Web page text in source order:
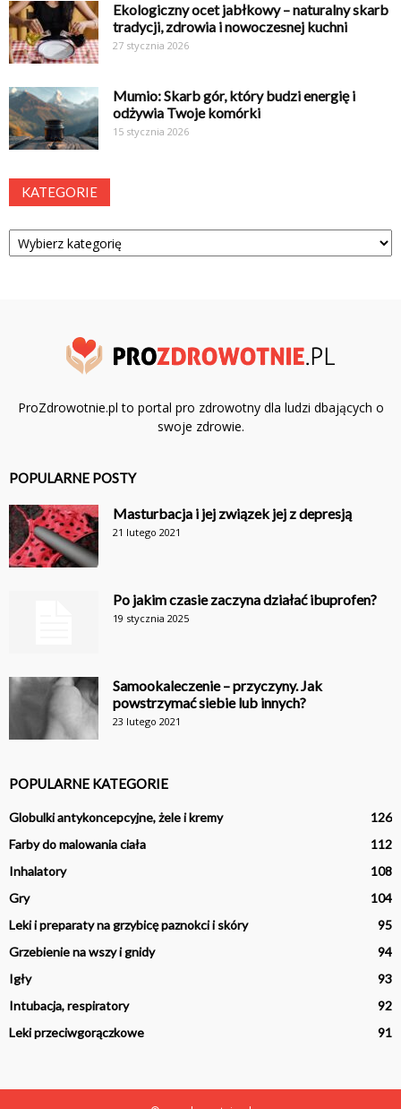
Ekologiczny ocet jabłkowy – naturalny skarb
tradycji, zdrowia i nowoczesnej kuchni
27 stycznia 2026
Mumio: Skarb gór, który budzi energię i
odżywia Twoje komórki
15 stycznia 2026
KATEGORIE
Kategorie
ProZdrowotnie.pl to portal pro zdrowotny dla ludzi dbających o
swoje zdrowie.
POPULARNE POSTY
Masturbacja i jej związek jej z depresją
21 lutego 2021
Po jakim czasie zaczyna działać ibuprofen?
19 stycznia 2025
Samookaleczenie – przyczyny. Jak
powstrzymać siebie lub innych?
23 lutego 2021
POPULARNE KATEGORIE
Globulki antykoncepcyjne, żele i kremy
126
Farby do malowania ciała
112
Inhalatory
108
Gry
104
Leki i preparaty na grzybicę paznokci i skóry
95
Grzebienie na wszy i gnidy
94
Igły
93
Intubacja, respiratory
92
Leki przeciwgorączkowe
91